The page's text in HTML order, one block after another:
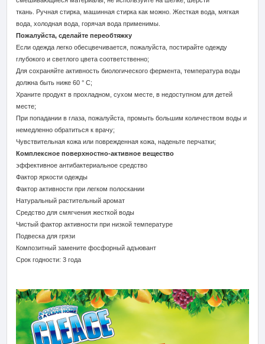
ткань. Ручная стирка, машинная стирка как можно. Жесткая вода, мягкая
вода, холодная вода, горячая вода применимы.
Пожалуйста, сделайте переобтяжку
Если одежда легко обесцвечивается, пожалуйста, постирайте одежду
глубокого и светлого цвета соответственно;
Для сохраняйте активность биологического фермента, температура воды
должна быть ниже 60 ° C;
Храните продукт в прохладном, сухом месте, в недоступном для детей
месте;
При попадании в глаза, пожалуйста, промыть большим количеством воды и
немедленно обратиться к врачу;
Чувствительная кожа или поврежденная кожа, наденьте перчатки;
Комплексное поверхностно-активное вещество
эффективное антибактериальное средство
Фактор яркости одежды
Фактор активности при легком полоскании
Натуральный растительный аромат
Средство для смягчения жесткой воды
Чистый фактор активности при низкой температуре
Подвеска для грязи
Композитный замените фосфорный адъювант
Срок годности: 3 года